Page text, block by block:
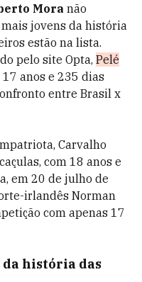
Mora não
jovens da história
estão na lista.
pelo site Opta, Pelé
17 anos e 235 dias
entre Brasil x
Carvalho
com 18 anos e
em 20 de julho de
irlandês Norman
com apenas 17
da história das